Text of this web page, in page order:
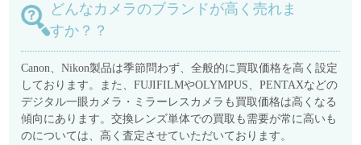
どんなカメラのブランドが高く売れま
すか？？
Canon、Nikon製品は季節問わず、全般的に買取価格を高く設定
しております。また、FUJIFILMやOLYMPUS、PENTAXなどの
デジタル一眼カメラ・ミラーレスカメラも買取価格は高くなる
傾向にあります。交換レンズ単体での買取も需要が常に高いも
のについては、高く査定させていただいております。